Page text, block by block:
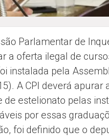
Parlamentar de
a oferta ilegal de
instalada pela
A CPI deverá apurar
de estelionato pelas
por essas
foi definido que o